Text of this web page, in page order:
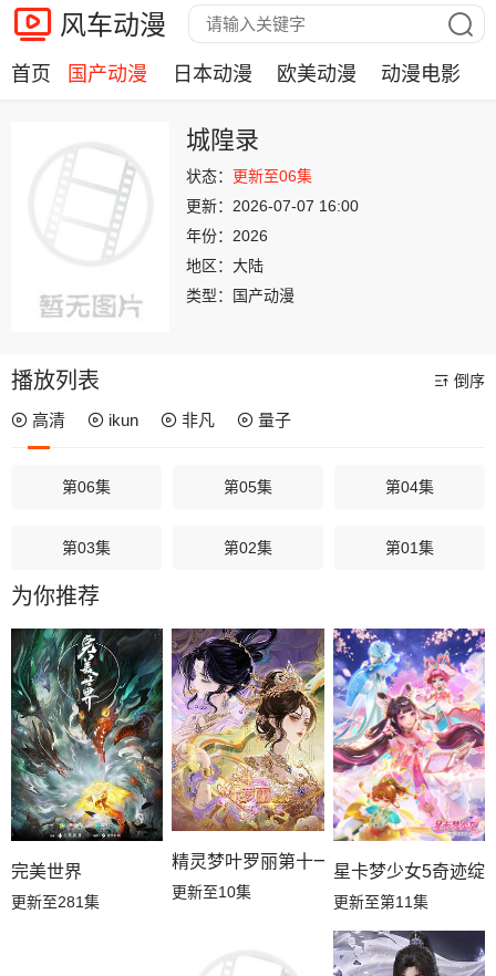
风车动漫
首页 国产动漫 日本动漫 欧美动漫 动漫电影
城隍录
状态： 更新至06集
更新： 2026-07-07 16:00
年份： 2026
地区： 大陆
类型：
国产动漫
播放列表 倒序
高清 ikun 非凡 量子
第06集 第05集 第04集
第03集 第02集 第01集
为你推荐
完美世界
更新至281集
精灵梦叶罗丽第十一季（下）
更新至10集
星卡梦少女5奇迹绽
更新至第11集